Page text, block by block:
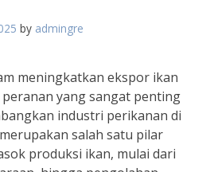
by admingre
meningkatkan ekspor ikan
yang sangat penting
industri perikanan di
salah satu pilar
produksi ikan, mulai dari